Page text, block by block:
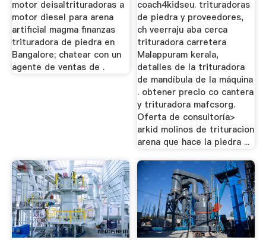
motor deisaltrituradoras a
motor diesel para arena
artificial magma finanzas
trituradora de piedra en
Bangalore; chatear con un
agente de ventas de .
coach4kidseu. trituradoras
de piedra y proveedores,
ch veerraju aba cerca
trituradora carretera
Malappuram kerala,
detalles de la trituradora
de mandíbula de la máquina
. obtener precio co cantera
y trituradora mafcsorg.
Oferta de consultoría>
arkid molinos de trituracion
arena que hace la piedra ...